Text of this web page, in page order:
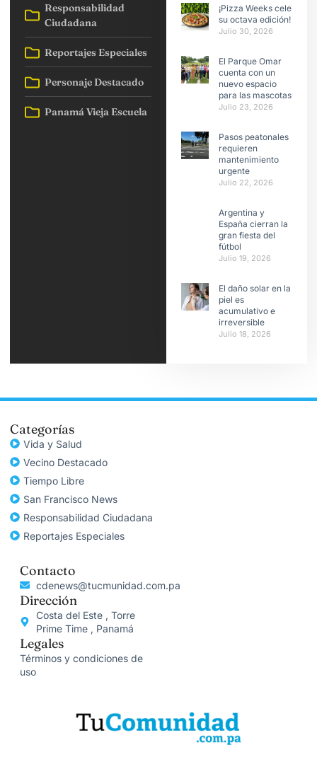
Responsabilidad
Ciudadana
Reportajes Especiales
Personaje Destacado
Panamá Vieja Escuela
¡Pizza Weeks celebra
su octava edición!
Julio 30, 2026
El Parque Omar
cuenta con un
nuevo espacio
para las mascotas
Julio 23, 2026
Pasos peatonales
requieren
mantenimiento
urgente
Julio 22, 2026
Argentina y
España cierran la
gran fiesta del
fútbol
Julio 19, 2026
El daño solar en la
piel es
acumulativo e
irreversible
Julio 18, 2026
Categorías
Vida y Salud
Vecino Destacado
Tiempo Libre
San Francisco News
Responsabilidad Ciudadana
Reportajes Especiales
Contacto
cdenews@tucmunidad.com.pa
Dirección
Costa del Este , Torre
Prime Time , Panamá
Legales
Términos y condiciones de
uso